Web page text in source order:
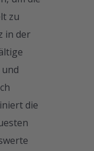
zu
in der
die